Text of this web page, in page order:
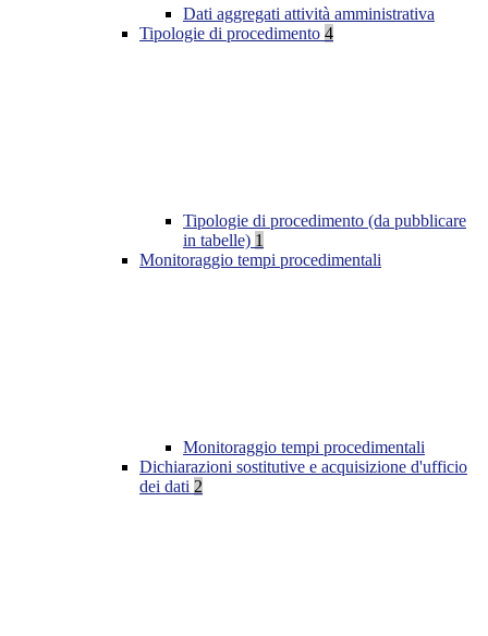
Dati aggregati attività amministrativa
Tipologie di procedimento 4
Tipologie di procedimento (da pubblicare
in tabelle) 1
Monitoraggio tempi procedimentali
Monitoraggio tempi procedimentali
Dichiarazioni sostitutive e acquisizione d'ufficio
dei dati 2